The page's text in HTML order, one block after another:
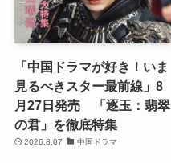
「中国ドラマが好き！いま
見るべきスター最前線」8
月27日発売 「逐玉：翡翠
の君」を徹底特集
2026.8.07 中国ドラマ